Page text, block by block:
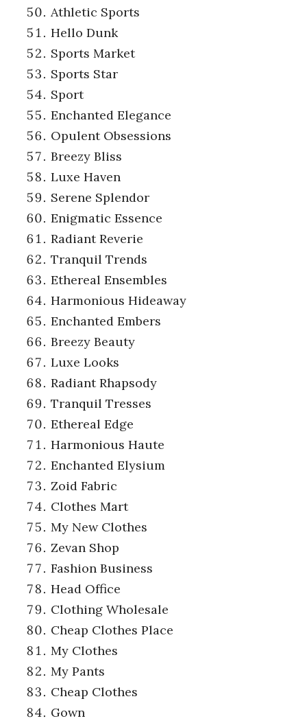
Athletic Sports
Hello Dunk
Sports Market
Sports Star
Sport
Enchanted Elegance
Opulent Obsessions
Breezy Bliss
Luxe Haven
Serene Splendor
Enigmatic Essence
Radiant Reverie
Tranquil Trends
Ethereal Ensembles
Harmonious Hideaway
Enchanted Embers
Breezy Beauty
Luxe Looks
Radiant Rhapsody
Tranquil Tresses
Ethereal Edge
Harmonious Haute
Enchanted Elysium
Zoid Fabric
Clothes Mart
My New Clothes
Zevan Shop
Fashion Business
Head Office
Clothing Wholesale
Cheap Clothes Place
My Clothes
My Pants
Cheap Clothes
Gown